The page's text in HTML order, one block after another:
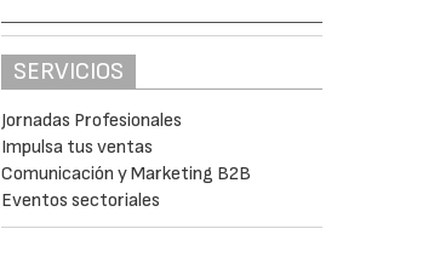
SERVICIOS
Jornadas Profesionales
Impulsa tus ventas
Comunicación y Marketing B2B
Eventos sectoriales